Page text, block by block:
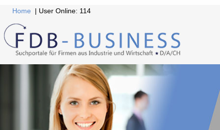
Home | User Online: 114